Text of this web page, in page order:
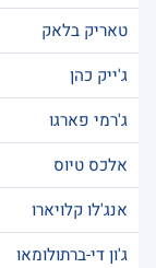
טאריק בלאק
ג'ייק כהן
ג'רמי פארגו
אלכס טיוס
אנג'לו קלויארו
ג'ון די-ברתולומאו